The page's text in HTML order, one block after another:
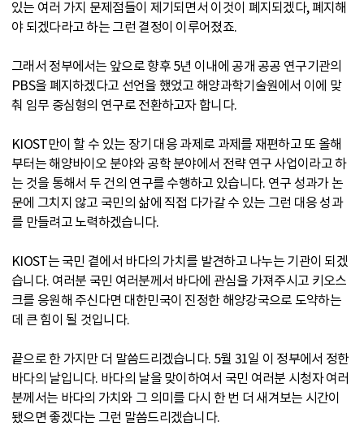
있는 여러 가지 문제점들이 제기되면서 이것이 폐지되겠다, 폐지해
야 되겠다라고 하는 그런 결정이 이루어졌죠.
그래서 정부에서는 앞으로 향후 5년 이내에 공개 공공 연구기관의
PBS을 폐지하겠다고 선언을 했었고 해양과학기술원에서 이에 맞
춰 임무 중심형의 연구로 전환하고자 합니다.
KIOST만이 할 수 있는 장기 대응 과제로 과제를 재편하고 또 올해
부터는 해양바이오 분야와 공학 분야에서 전략 연구 사업이라고 하
는 것을 통해서 두 건의 연구를 수행하고 있습니다. 연구 성과가 논
문에 그치지 않고 국민의 삶에 직접 다가갈 수 있는 그런 대응 성과
를 만들려고 노력하겠습니다.
KIOST는 국민 곁에서 바다의 가치를 발견하고 나누는 기관이 되겠
습니다. 여러분 국민 여러분께서 바다에 관심을 가져주시고 키오스
크를 응원해 주신다면 대한민국이 진정한 해양강국으로 도약하는
데 큰 힘이 될 것입니다.
끝으로 한 가지만 더 말씀드리겠습니다. 5월 31일 이 정부에서 정한
바다의 날입니다. 바다의 날을 맞이하여서 국민 여러분 시청자 여러
분께서는 바다의 가치와 그 의미를 다시 한 번 더 새겨보는 시간이
됐으면 좋겠다는 그런 말씀드리겠습니다.